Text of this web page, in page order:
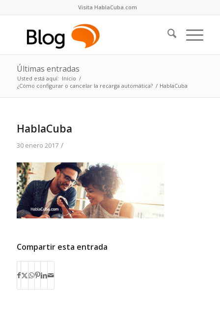
Visita HablaCuba.com
Últimas entradas
Usted está aquí: Inicio /
¿Cómo configurar o cancelar la recarga automática? / HablaCuba
HablaCuba
30 enero 2017 /
Compartir esta entrada